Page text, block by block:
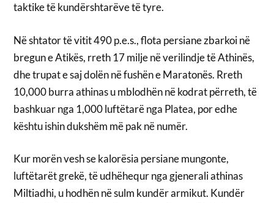
taktike të kundërshtarëve të tyre.
Në shtator të vitit 490 p.e.s., flota persiane zbarkoi në
bregun e Atikës, rreth 17 milje në verilindje të Athinës,
dhe trupat e saj dolën në fushën e Maratonës. Rreth
10,000 burra athinas u mblodhën në kodrat përreth, të
bashkuar nga 1,000 luftëtarë nga Platea, por edhe
kështu ishin dukshëm më pak në numër.
Kur morën vesh se kalorësia persiane mungonte,
luftëtarët grekë, të udhëhequr nga gjenerali athinas
Miltiadhi, u hodhën në sulm kundër armikut. Kundër